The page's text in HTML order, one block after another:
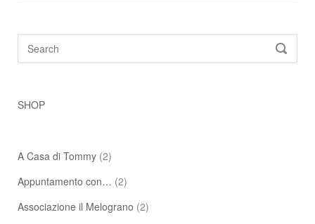
Search
SHOP
A Casa di Tommy (2)
Appuntamento con… (2)
Associazione il Melograno (2)